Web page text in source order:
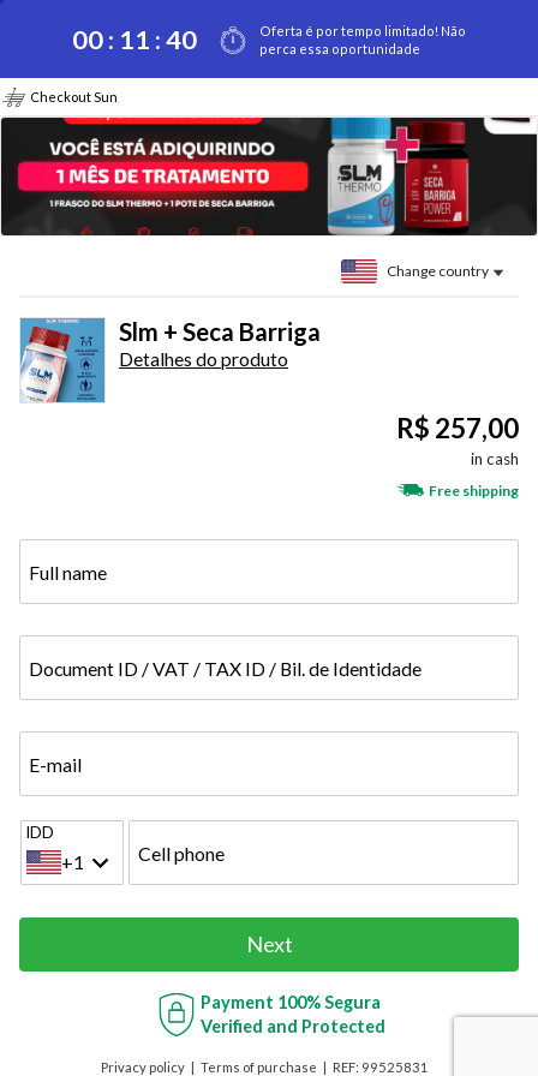
00 : 11 :40
Oferta é por tempo limitado! Não
perca essa oportunidade
Checkout Sun
Change country
Slm + Seca Barriga
Detalhes do produto
R$ 257,00
in cash
Free shipping
Full name
Document ID / VAT / TAX ID / Bil. de Identidade
E-mail
IDD
+1 Cell phone
Next
Payment 100% Segura
Verified and Protected
Privacy policy Terms of purchase REF: 99525831